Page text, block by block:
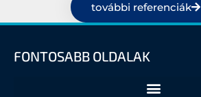
további referenciák
FONTOSABB OLDALAK